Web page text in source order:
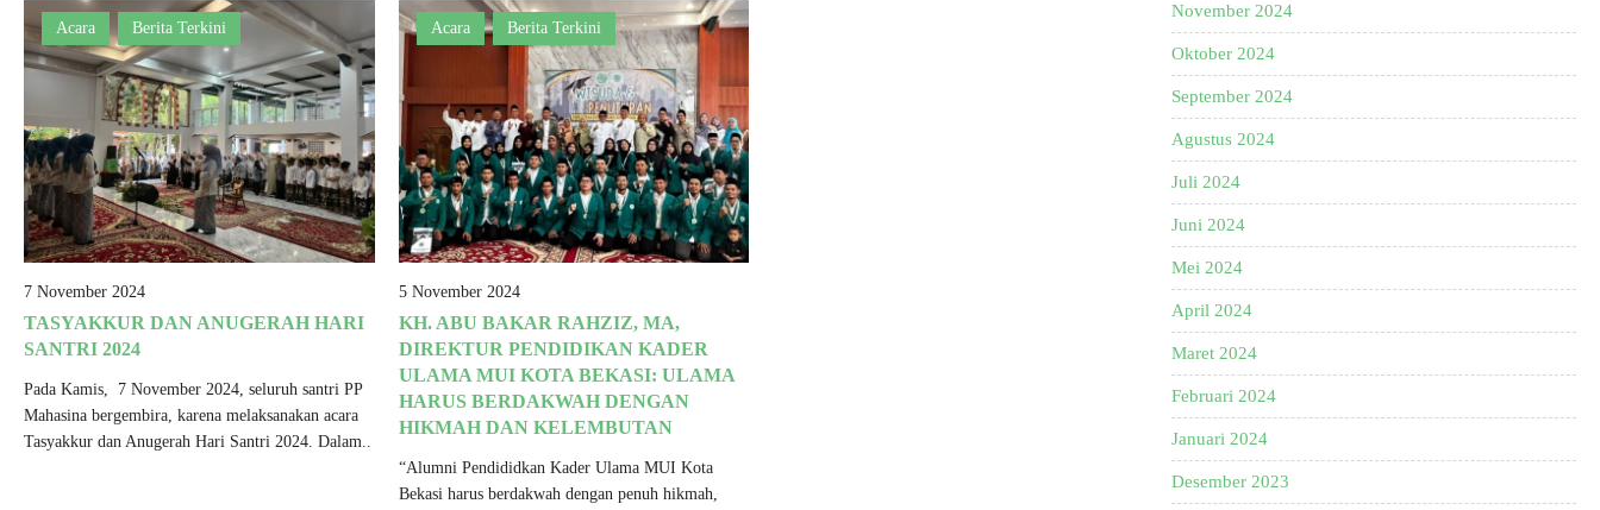
Acara Berita Terkini
7 November 2024
TASYAKKUR DAN ANUGERAH HARI
SANTRI 2024
Pada Kamis, 7 November 2024, seluruh santri PP
Mahasina bergembira, karena melaksanakan acara
Tasyakkur dan Anugerah Hari Santri 2024. Dalam..
Acara Berita Terkini
5 November 2024
KH. ABU BAKAR RAHZIZ, MA,
DIREKTUR PENDIDIKAN KADER
ULAMA MUI KOTA BEKASI: ULAMA
HARUS BERDAKWAH DENGAN
HIKMAH DAN KELEMBUTAN
“Alumni Pendididkan Kader Ulama MUI Kota
Bekasi harus berdakwah dengan penuh hikmah,
November 2024
Oktober 2024
September 2024
Agustus 2024
Juli 2024
Juni 2024
Mei 2024
April 2024
Maret 2024
Februari 2024
Januari 2024
Desember 2023